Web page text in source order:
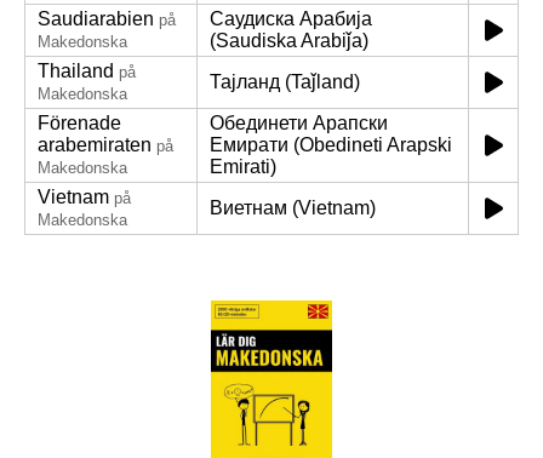
Saudiarabien på
Makedonska
Саудиска Арабија
(Saudiska Arabiǰa)
Thailand på
Makedonska
Тајланд (Taǰland)
Förenade
arabemiraten på
Makedonska
Обединети Арапски
Емирати (Obedineti Arapski
Emirati)
Vietnam på
Makedonska
Виетнам (Vietnam)